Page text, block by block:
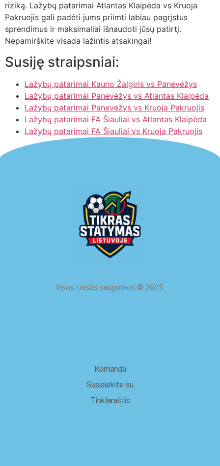
riziką. Lažybų patarimai Atlantas Klaipėda vs Kruoja
Pakruojis gali padėti jums priimti labiau pagrįstus
sprendimus ir maksimaliai išnaudoti jūsų patirtį.
Nepamirškite visada lažintis atsakingai!
Susiję straipsniai:
Lažybų patarimai Kauno Žalgiris vs Panevėžys
Lažybų patarimai Panevėžys vs Atlantas Klaipėda
Lažybų patarimai Panevėžys vs Kruoja Pakruojis
Lažybų patarimai FA Šiauliai vs Atlantas Klaipėda
Lažybų patarimai FA Šiauliai vs Kruoja Pakruojis
Visos teisės saugomos © 2025.
Komanda
Susisiekite su
Tinklaraštis